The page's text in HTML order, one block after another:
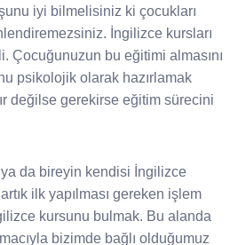
iyi bilmelisiniz ki çocukları
İngilizce kursları
Çocuğunuzun bu eğitimi almasını
psikolojik olarak hazırlamak
değilse gerekirse eğitim sürecini
ya da bireyin kendisi İngilizce
ilk yapılması gereken işlem
kursunu bulmak. Bu alanda
bizimde bağlı olduğumuz